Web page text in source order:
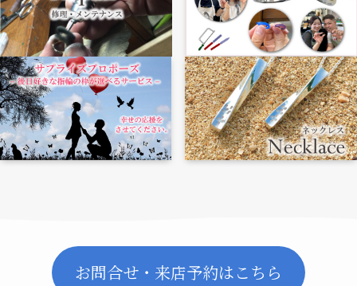
お問合せ・来店予約はこちら